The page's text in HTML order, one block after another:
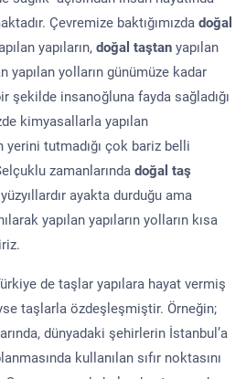
Çevremize baktığımızda doğal
yapıların, doğal taştan yapılan
yapılan yolların günümüze kadar
şekilde insanoğluna fayda sağladığı
kimyasallarla yapılan
yerini tutmadığı çok bariz belli
zamanlarında doğal taş
yüzyıllardır ayakta durduğu ama
yapılan yapıların yolların kısa
de taşlar yapılara hayat vermiş
taşlarla özdeşleşmiştir. Örneğin;
dünyadaki şehirlerin İstanbul’a
kullanılan sıfır noktasını